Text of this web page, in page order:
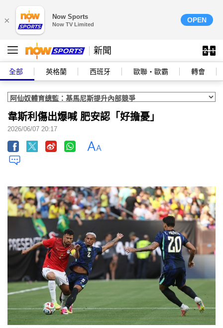
× Now Sports
Now TV Limited
OPEN
新聞
全部 英格蘭 西班牙 歐聯‧歐霸 轉會
韋斯利傷出爆喊 肥安認「好擔憂」
2026/06/07 20:17